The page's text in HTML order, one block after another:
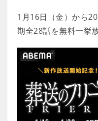
1月16日（金）から
期全28話を無料一挙